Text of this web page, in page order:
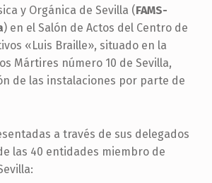
y Orgánica de Sevilla (FAMS-
) en el Salón de Actos del Centro de
«Luis Braille», situado en la
Mártires número 10 de Sevilla,
de las instalaciones por parte de
a través de sus delegados
las 40 entidades miembro de